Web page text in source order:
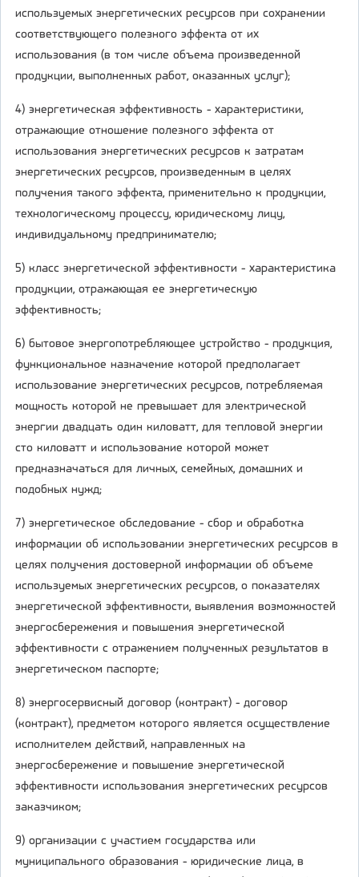
используемых энергетических ресурсов при сохранении
соответствующего полезного эффекта от их
использования (в том числе объема произведенной
продукции, выполненных работ, оказанных услуг);
4) энергетическая эффективность - характеристики,
отражающие отношение полезного эффекта от
использования энергетических ресурсов к затратам
энергетических ресурсов, произведенным в целях
получения такого эффекта, применительно к продукции,
технологическому процессу, юридическому лицу,
индивидуальному предпринимателю;
5) класс энергетической эффективности - характеристика
продукции, отражающая ее энергетическую
эффективность;
6) бытовое энергопотребляющее устройство - продукция,
функциональное назначение которой предполагает
использование энергетических ресурсов, потребляемая
мощность которой не превышает для электрической
энергии двадцать один киловатт, для тепловой энергии
сто киловатт и использование которой может
предназначаться для личных, семейных, домашних и
подобных нужд;
7) энергетическое обследование - сбор и обработка
информации об использовании энергетических ресурсов в
целях получения достоверной информации об объеме
используемых энергетических ресурсов, о показателях
энергетической эффективности, выявления возможностей
энергосбережения и повышения энергетической
эффективности с отражением полученных результатов в
энергетическом паспорте;
8) энергосервисный договор (контракт) - договор
(контракт), предметом которого является осуществление
исполнителем действий, направленных на
энергосбережение и повышение энергетической
эффективности использования энергетических ресурсов
заказчиком;
9) организации с участием государства или
муниципального образования - юридические лица, в